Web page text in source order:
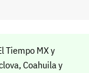
Tiempo MX y
Coahuila y